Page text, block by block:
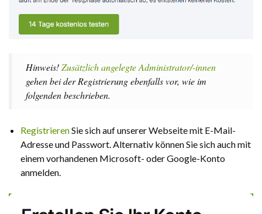
Hinweis!Zusätzlich angelegte Administrator/-innen
gehen bei der Registrierung ebenfalls vor, wie im
folgenden beschrieben.
RegistrierenSie sich auf unserer Webseite mit E-Mail-
Adresse und Passwort. Alternativ können Sie sich auch mit
einem vorhandenen Microsoft- oder Google-Konto
anmelden.